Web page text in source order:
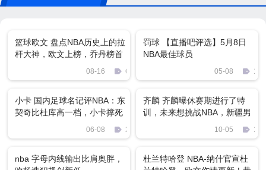
篮球欧文 盘点NBA历史上的拉
杆大神，欧文上榜，乔丹榜首
08-16 660
罚球 【直播吧评选】5月8日
NBA最佳球员
05-08
小卡 国内足球名记评NBA：东
契奇比杜库高一档，小卡撑死
06-08 2143
齐麟 齐麟曝休赛期进行了特
训，未来想挑战NBA，新疆男
10-05
nba 字母内线输出比肩奥胖，
杜兰特哈登 NBA-纳什官宣杜